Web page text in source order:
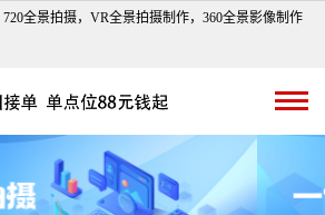
全景拍摄，VR全景拍摄制作，360全景影像制作